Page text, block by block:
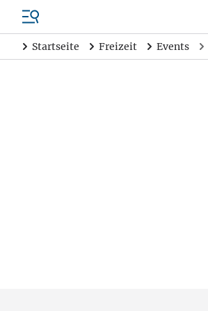
Startseite Freizeit Events